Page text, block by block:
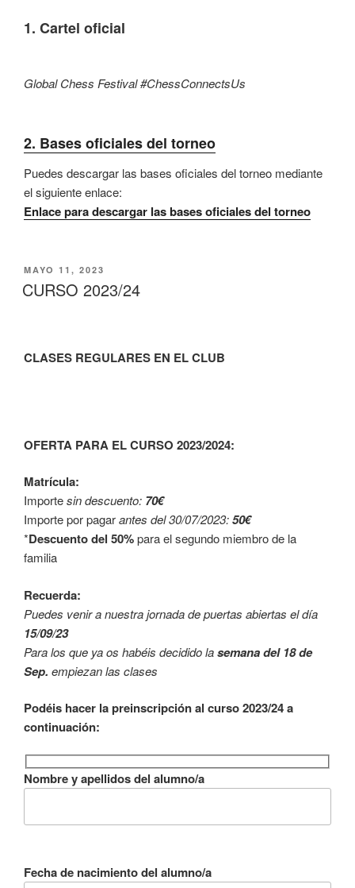
1. Cartel oficial
Global Chess Festival #ChessConnectsUs
2. Bases oficiales del torneo
Puedes descargar las bases oficiales del torneo mediante
el siguiente enlace:
Enlace para descargar las bases oficiales del torneo
PUBLICADO
EL
MAYO 11, 2023
CURSO 2023/24
CLASES REGULARES EN EL CLUB
OFERTA PARA EL CURSO 2023/2024:
Matrícula:
Importesin descuento: 70€
Importe por pagarantes del 30/07/2023:50€
*Descuento del 50%para el segundo miembro de la
familia
Recuerda:
Puedes venir a nuestra jornada de puertas abiertas el día
15/09/23
Para los que ya os habéis decidido lasemana del 18 de
Sep. empiezan las clases
Podéis hacer la preinscripción al curso 2023/24 a
continuación:
Nombre y apellidos del alumno/a
Fecha de nacimiento del alumno/a